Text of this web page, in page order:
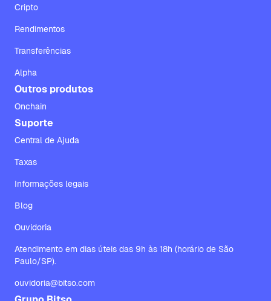
Cripto
Rendimentos
Transferências
Alpha
Outros produtos
Onchain
Suporte
Central de Ajuda
Taxas
Informações legais
Blog
Ouvidoria
Atendimento em dias úteis das 9h às 18h (horário de São
Paulo/SP).
ouvidoria@bitso.com